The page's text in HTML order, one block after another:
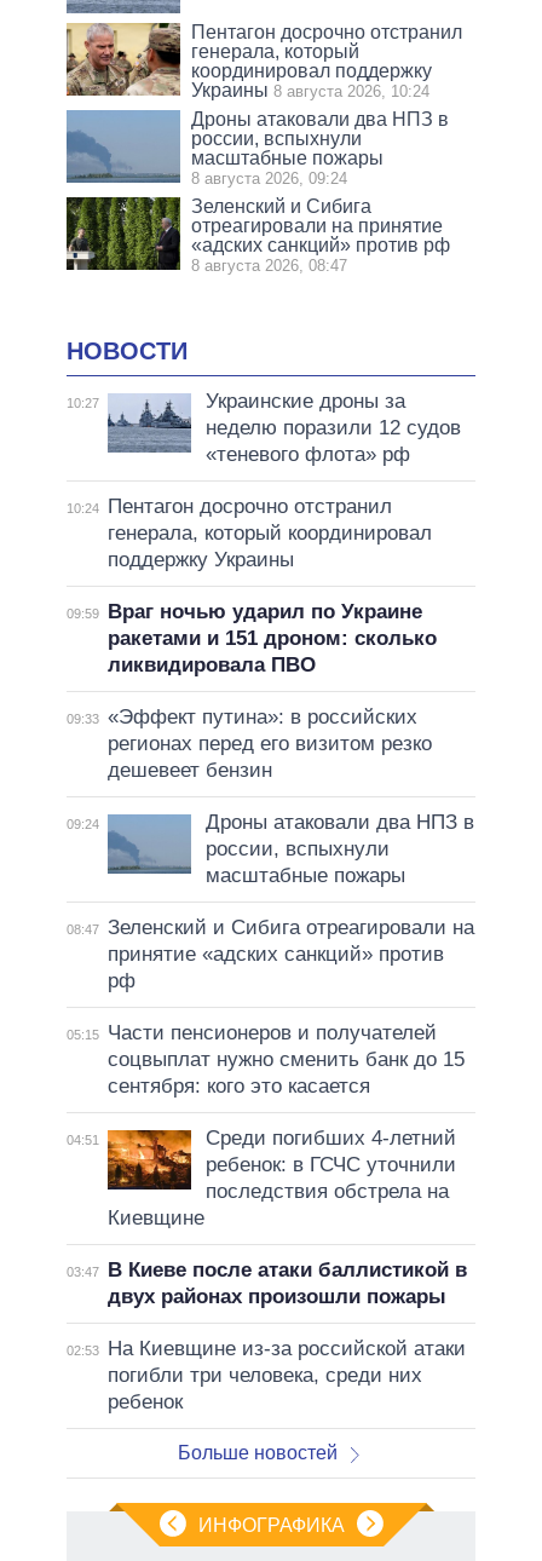
Пентагон досрочно отстранил
генерала, который
координировал поддержку
Украины 8 августа 2026, 10:24
Дроны атаковали два НПЗ в
россии, вспыхнули
масштабные пожары
8 августа 2026, 09:24
Зеленский и Сибига
отреагировали на принятие
«адских санкций» против рф
8 августа 2026, 08:47
НОВОСТИ
10:27
Украинские дроны за
неделю поразили 12 судов
«теневого флота» рф
10:24
Пентагон досрочно отстранил
генерала, который координировал
поддержку Украины
09:59
Враг ночью ударил по Украине
ракетами и 151 дроном: сколько
ликвидировала ПВО
09:33 «Эффект путина»: в российских
регионах перед его визитом резко
дешевеет бензин
09:24
Дроны атаковали два НПЗ в
россии, вспыхнули
масштабные пожары
08:47 Зеленский и Сибига отреагировали на
принятие «адских санкций» против
рф
05:15
Части пенсионеров и получателей
соцвыплат нужно сменить банк до 15
сентября: кого это касается
04:51
Среди погибших 4-летний
ребенок: в ГСЧС уточнили
последствия обстрела на
Киевщине
03:47
В Киеве после атаки баллистикой в
двух районах произошли пожары
02:53
На Киевщине из-за российской атаки
погибли три человека, среди них
ребенок
Больше новостей
ИНФОГРАФИКА